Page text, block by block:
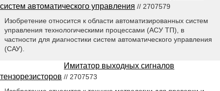
систем автоматического управления // 2707579
Изобретение относится к области автоматизированных систем
управления технологическими процессами (АСУ ТП), в
частности для диагностики систем автоматического управления
(САУ).
Имитатор выходных сигналов
тензорезисторов // 2707573